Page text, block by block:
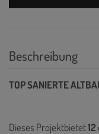
Beschreibung
TOP SANIERTE
Dieses Projektbietet